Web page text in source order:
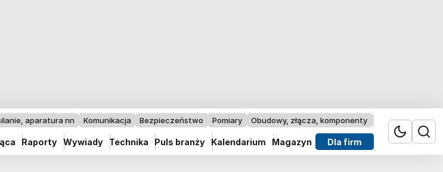
aparatura nn Komunikacja Bezpieczeństwo Pomiary Obudowy, złącza, komponenty Przemysł 4.0
Raporty Wywiady Technika Puls branży Kalendarium Magazyn Dla firm